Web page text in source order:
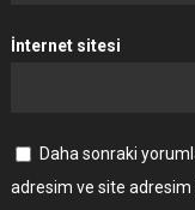
İnternet sitesi
Daha sonraki
adresim ve site adresim